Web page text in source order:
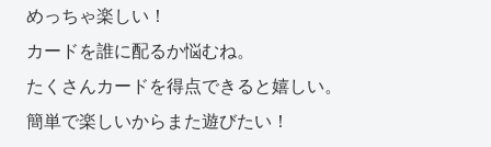
めっちゃ楽しい！
カードを誰に配るか悩むね。
たくさんカードを得点できると嬉しい。
簡単で楽しいからまた遊びたい！